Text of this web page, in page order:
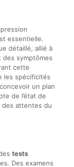
essentielle.
détaillé, allié à
des symptômes
cette
les spécificités
un plan
de l’état de
des attentes du
tests
Des examens